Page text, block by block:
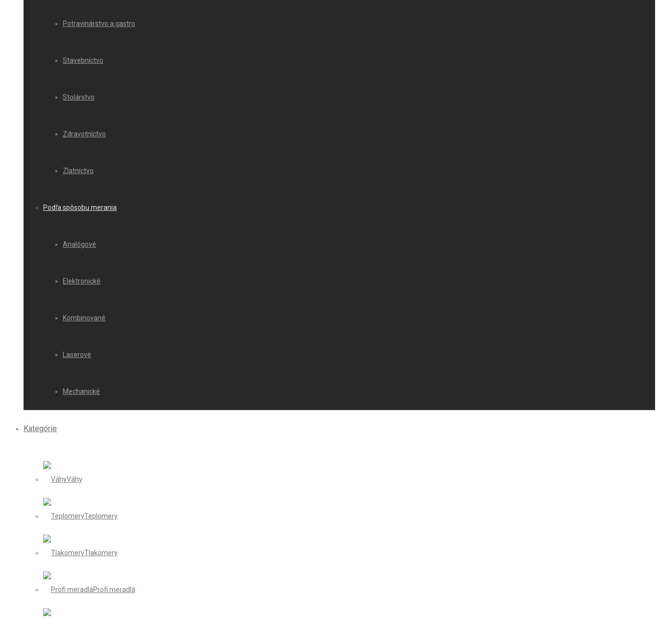
Potravinárstvo a gastro
Stavebníctvo
Stolárstvo
Zdravotníctvo
Zlatníctvo
Podľa spôsobu merania
Analógové
Elektronické
Kombinované
Laserové
Mechanické
Kategórie
Váhy
Teplomery
Tlakomery
Profi meradlá